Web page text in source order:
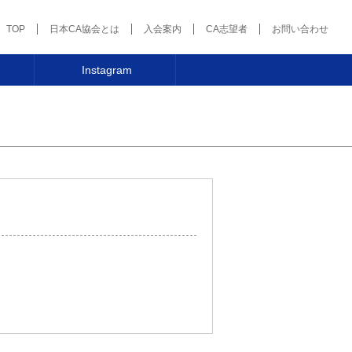
TOP 日本CA協会とは 入会案内 CA志望者 お問い合わせ
Instagram